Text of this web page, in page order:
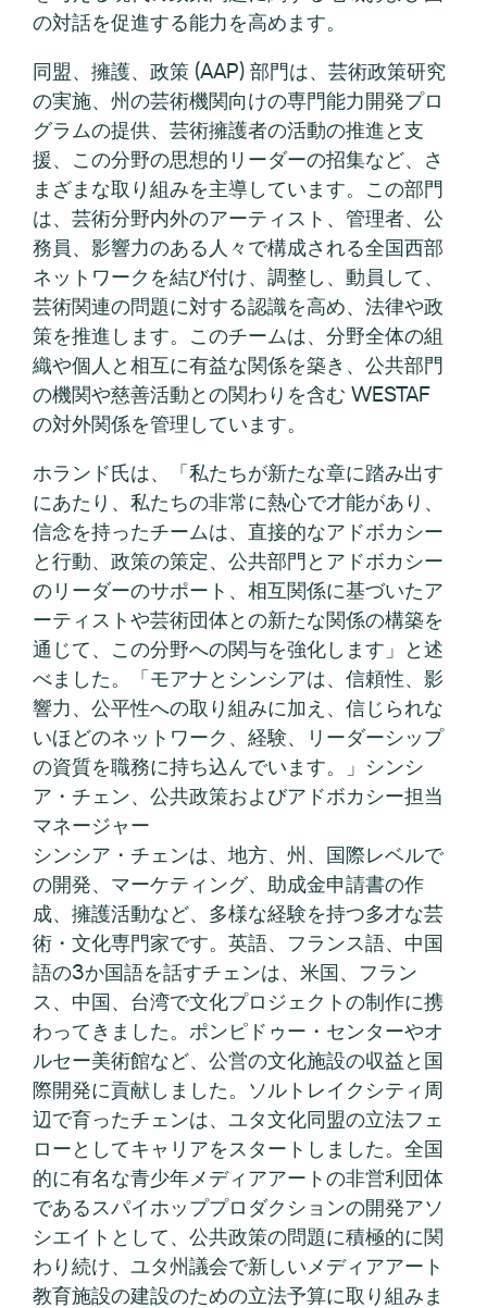
の対話を促進する能力を高めます。
同盟、擁護、政策 (AAP) 部門は、芸術政策研究
の実施、州の芸術機関向けの専門能力開発プロ
グラムの提供、芸術擁護者の活動の推進と支
援、この分野の思想的リーダーの招集など、さ
まざまな取り組みを主導しています。この部門
は、芸術分野内外のアーティスト、管理者、公
務員、影響力のある人々で構成される全国西部
ネットワークを結び付け、調整し、動員して、
芸術関連の問題に対する認識を高め、法律や政
策を推進します。このチームは、分野全体の組
織や個人と相互に有益な関係を築き、公共部門
の機関や慈善活動との関わりを含む WESTAF
の対外関係を管理しています。
ホランド氏は、「私たちが新たな章に踏み出す
にあたり、私たちの非常に熱心で才能があり、
信念を持ったチームは、直接的なアドボカシー
と行動、政策の策定、公共部門とアドボカシー
のリーダーのサポート、相互関係に基づいたア
ーティストや芸術団体との新たな関係の構築を
通じて、この分野への関与を強化します」と述
べました。「モアナとシンシアは、信頼性、影
響力、公平性への取り組みに加え、信じられな
いほどのネットワーク、経験、リーダーシップ
の資質を職務に持ち込んでいます。」シンシ
ア・チェン、公共政策およびアドボカシー担当
マネージャー
シンシア・チェンは、地方、州、国際レベルで
の開発、マーケティング、助成金申請書の作
成、擁護活動など、多様な経験を持つ多才な芸
術・文化専門家です。英語、フランス語、中国
語の3か国語を話すチェンは、米国、フラン
ス、中国、台湾で文化プロジェクトの制作に携
わってきました。ポンピドゥー・センターやオ
ルセー美術館など、公営の文化施設の収益と国
際開発に貢献しました。ソルトレイクシティ周
辺で育ったチェンは、ユタ文化同盟の立法フェ
ローとしてキャリアをスタートしました。全国
的に有名な青少年メディアアートの非営利団体
であるスパイホッププロダクションの開発アソ
シエイトとして、公共政策の問題に積極的に関
わり続け、ユタ州議会で新しいメディアアート
教育施設の建設のための立法予算に取り組みま